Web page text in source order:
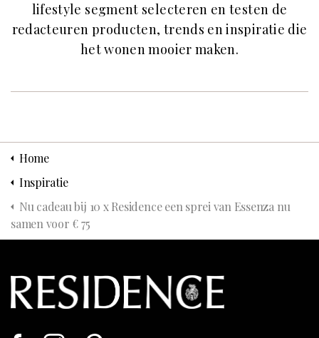
lifestyle segment selecteren en testen de
redacteuren producten, trends en inspiratie die
het wonen mooier maken.
Home
Inspiratie
Nu cadeau bij 10 x Residence een sprei van Essenza nu
samen voor € 75